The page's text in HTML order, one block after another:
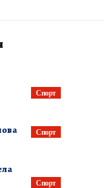
Спорт
Спорт
Спорт